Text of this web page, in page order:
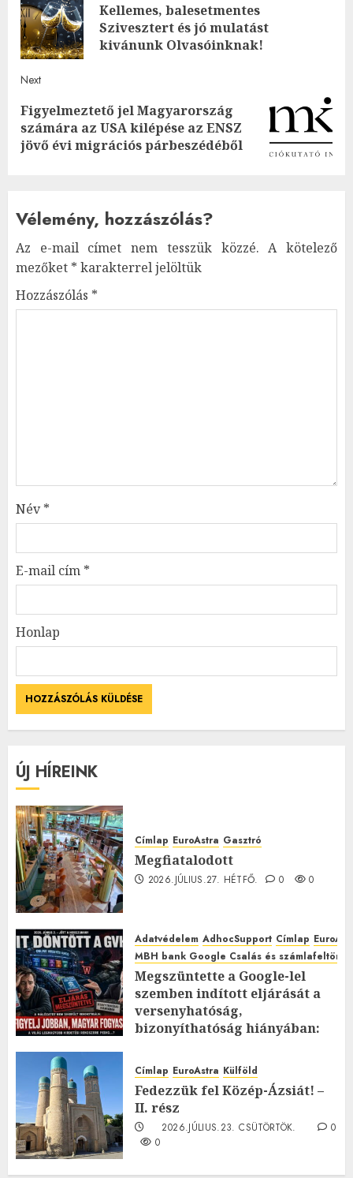
navigationKellemes, balesetmentes
Szivesztert és jó mulatást
kivánunk Olvasóinknak!
Next
Next
post:
Figyelmeztető jel Magyarország
számára az USA kilépése az ENSZ
jövő évi migrációs párbeszédéből
Vélemény, hozzászólás?
Az e-mail címet nem tesszük közzé. A kötelező
mezőket * karakterrel jelöltük
Hozzászólás *
Név*
E-mail cím *
Honlap
ÚJ HÍREINK
Címlap EuroAstra Gasztró
Megfiatalodott
2026.JÚLIUS.27. HÉTFŐ. 0 0
Adatvédelem AdhocSupport Címlap
MBH bank Google Csalás és
Megszüntette a Google-lel
szemben indított eljárását a
versenyhatóság,
bizonyíthatóság hiányában:
2026.JÚLIUS.23. CSÜTÖRTÖK.
0
Címlap EuroAstra Külföld
Fedezzük fel Közép-Ázsiát! –
II. rész
2026.JÚLIUS.23. CSÜTÖRTÖK.
0
0